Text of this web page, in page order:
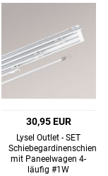
30,95 EUR
Lysel Outlet - SET
Schiebegardinenschiene
mit Paneelwagen 4-
läufig #1W